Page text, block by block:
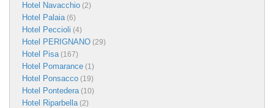
Hotel Navacchio (2)
Hotel Palaia(6)
Hotel Peccioli (4)
Hotel PERIGNANO (29)
Hotel Pisa(167)
Hotel Pomarance (1)
Hotel Ponsacco (19)
Hotel Pontedera(10)
Hotel Riparbella(2)